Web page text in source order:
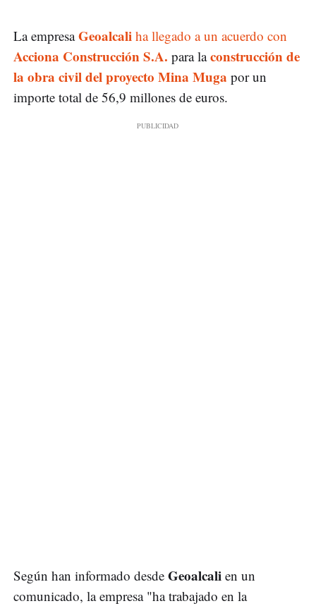
La empresa Geoalcali ha llegado a un acuerdo con
Acciona Construcción S.A. para laconstrucción de
la obra civil del proyecto Mina Muga por un
importe total de 56,9 millones de euros.
Según han informado desde Geoalcali en un
comunicado, la empresa "ha trabajado en la